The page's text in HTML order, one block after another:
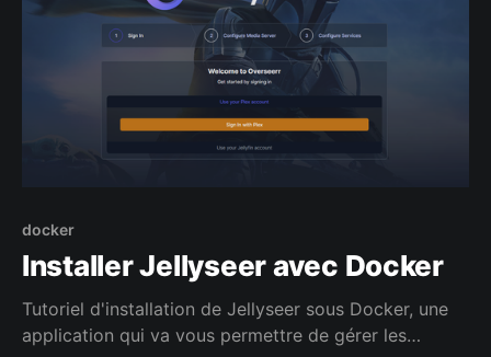
docker
Installer Jellyseer avec Docker
Tutoriel d'installation de Jellyseer sous Docker, une
application qui va vous permettre de gérer les